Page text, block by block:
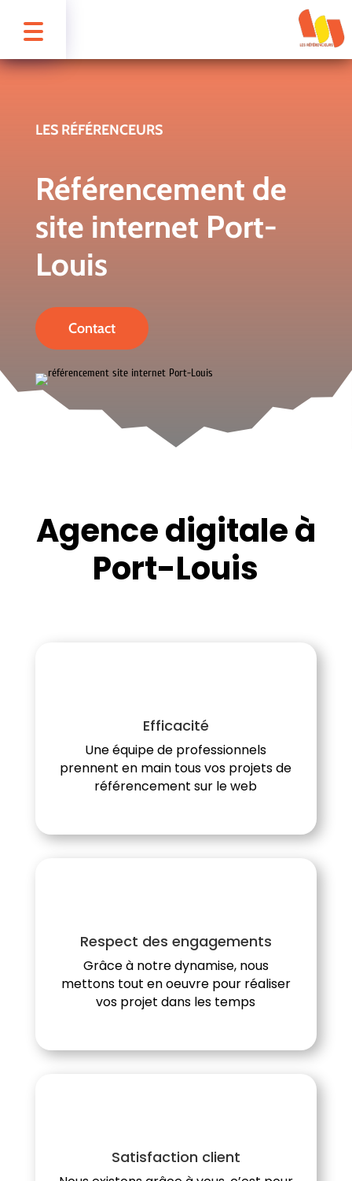
LES RÉFÉRENCEURS
Référencement de
site internet Port-
Louis
Contact
Agence digitale à
Port-Louis
Efficacité
Une équipe de professionnels
prennent en main tous vos projets de
référencement sur le web
Respect des engagements
Grâce à notre dynamise, nous
mettons tout en oeuvre pour réaliser
vos projet dans les temps
Satisfaction client